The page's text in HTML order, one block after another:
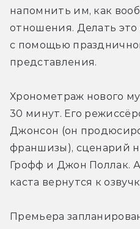
напомнить им, как
отношения. Делать это
с помощью
представления.
Хронометраж нового
30 минут. Его
Джонсон (он
франшизы), сценарий
Грофф и Джон Поллак.
каста вернутся к
Премьера